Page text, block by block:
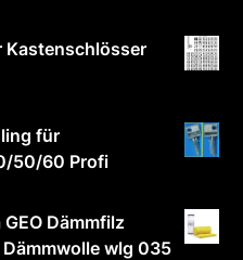
für
50/60 Profi
Dämmfilz
wlg 035